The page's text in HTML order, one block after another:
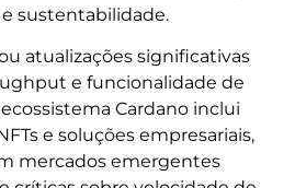
sustentabilidade.
atualizações significativas
e funcionalidade de
Cardano inclui
e soluções empresariais,
mercados emergentes